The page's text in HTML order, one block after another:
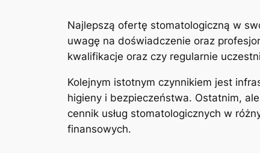
Najlepszą‍ ofertę stomatologiczną w
uwagę na doświadczenie ⁤oraz
kwalifikacje ⁢oraz czy regularnie⁢
Kolejnym istotnym czynnikiem‌ jest
higieny ​i‍ bezpieczeństwa. Ostatnim,
cennik usług stomatologicznych⁣ w
finansowych.